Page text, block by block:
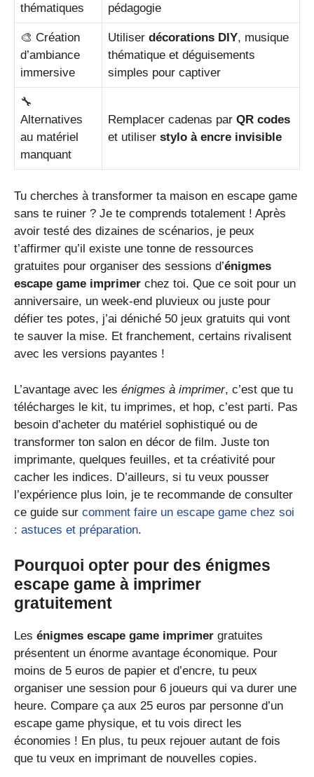
thématiques
pédagogie
🎨 Création
d’ambiance
immersive
Utiliser décorations DIY, musique
thématique et déguisements
simples pour captiver
🔧
Alternatives
au matériel
manquant
Remplacer cadenas par QR codes
et utiliser stylo à encre invisible
Tu cherches à transformer ta maison en escape game
sans te ruiner ? Je te comprends totalement ! Après
avoir testé des dizaines de scénarios, je peux
t’affirmer qu’il existe une tonne de ressources
gratuites pour organiser des sessions d’énigmes
escape game imprimer chez toi. Que ce soit pour un
anniversaire, un week-end pluvieux ou juste pour
défier tes potes, j’ai déniché 50 jeux gratuits qui vont
te sauver la mise. Et franchement, certains rivalisent
avec les versions payantes !
L’avantage avec les énigmes à imprimer, c’est que tu
télécharges le kit, tu imprimes, et hop, c’est parti. Pas
besoin d’acheter du matériel sophistiqué ou de
transformer ton salon en décor de film. Juste ton
imprimante, quelques feuilles, et ta créativité pour
cacher les indices. D’ailleurs, si tu veux pousser
l’expérience plus loin, je te recommande de consulter
ce guide sur comment faire un escape game chez soi
: astuces et préparation.
Pourquoi opter pour des énigmes
escape game à imprimer
gratuitement
Les énigmes escape game imprimer gratuites
présentent un énorme avantage économique. Pour
moins de 5 euros de papier et d’encre, tu peux
organiser une session pour 6 joueurs qui va durer une
heure. Compare ça aux 25 euros par personne d’un
escape game physique, et tu vois direct les
économies ! En plus, tu peux rejouer autant de fois
que tu veux en imprimant de nouvelles copies.